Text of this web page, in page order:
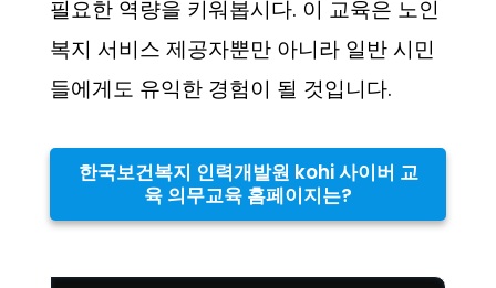
필요한 역량을 키워봅시다. 이 교육은 노인
복지 서비스 제공자뿐만 아니라 일반 시민
들에게도 유익한 경험이 될 것입니다.
한국보건복지 인력개발원 kohi 사이버 교
육 의무교육 홈페이지는?